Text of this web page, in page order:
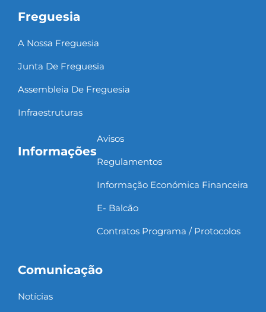
Freguesia
A Nossa Freguesia
Junta De Freguesia
Assembleia De Freguesia
Infraestruturas
Informações
Avisos
Regulamentos
Informação Económica Financeira
E- Balcão
Contratos Programa / Protocolos
Comunicação
Notícias